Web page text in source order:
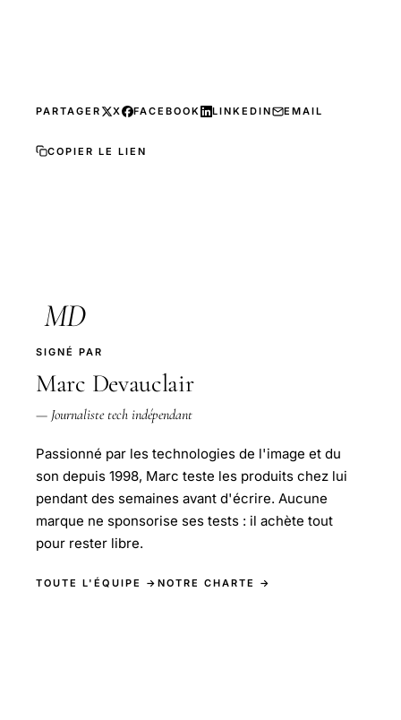
PARTAGER X FACEBOOK LINKEDIN EMAIL
COPIER LE LIEN
MD
SIGNÉ PAR
Marc Devauclair
— Journaliste tech indépendant
Passionné par les technologies de l'image et du
son depuis 1998, Marc teste les produits chez lui
pendant des semaines avant d'écrire. Aucune
marque ne sponsorise ses tests : il achète tout
pour rester libre.
TOUTE L'ÉQUIPE → NOTRE CHARTE →